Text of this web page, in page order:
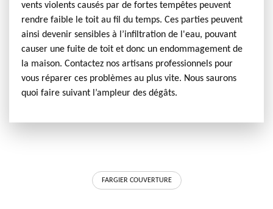
vents violents causés par de fortes tempêtes peuvent
rendre faible le toit au fil du temps. Ces parties peuvent
ainsi devenir sensibles à l’infiltration de l'eau, pouvant
causer une fuite de toit et donc un endommagement de
la maison. Contactez nos artisans professionnels pour
vous réparer ces problèmes au plus vite. Nous saurons
quoi faire suivant l’ampleur des dégâts.
FARGIER COUVERTURE